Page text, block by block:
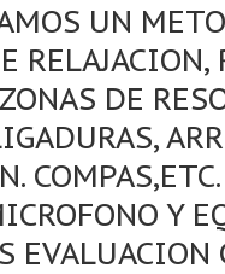
UN
DE
Y
EVALUACION